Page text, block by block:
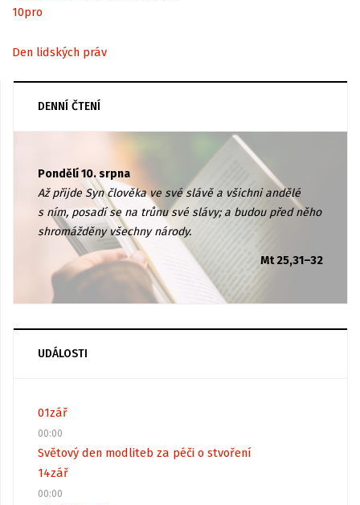
10pro
Den lidských práv
DENNÍ ČTENÍ
Pondělí 10. srpna
Až přijde Syn člověka ve své slávě a všichni andělé
s ním, posadí se na trůnu své slávy; a budou před něho
shromážděny všechny národy.
Mt 25,31–32
UDÁLOSTI
01zář
00:00
Světový den modliteb za péči o stvoření
14zář
00:00